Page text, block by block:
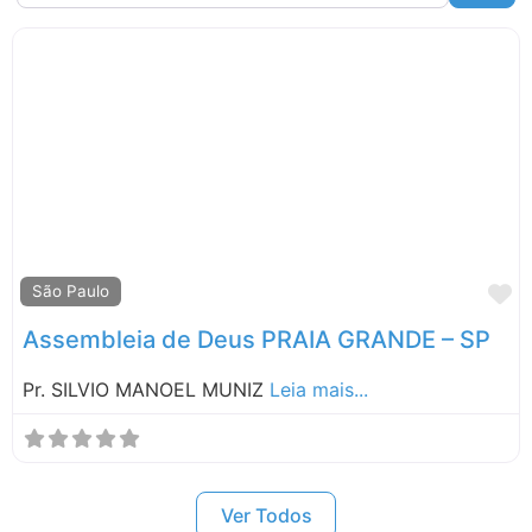
São Paulo
Assembleia de Deus PRAIA GRANDE – SP
Pr. SILVIO MANOEL MUNIZ Leia mais...
Ver Todos